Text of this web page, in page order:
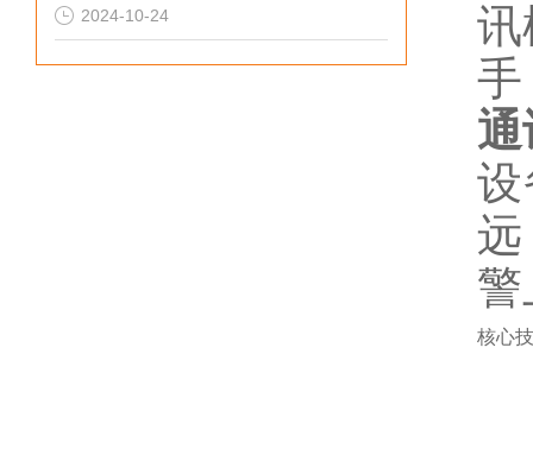
2024-10-24
讯
手
核心